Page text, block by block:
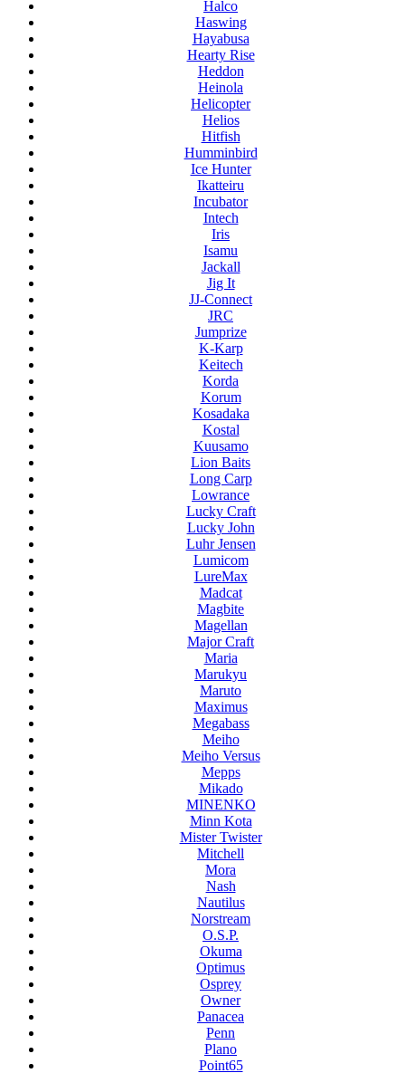
Halco
Haswing
Hayabusa
Hearty Rise
Heddon
Heinola
Helicopter
Helios
Hitfish
Humminbird
Ice Hunter
Ikatteiru
Incubator
Intech
Iris
Isamu
Jackall
Jig It
JJ-Connect
JRC
Jumprize
K-Karp
Keitech
Korda
Korum
Kosadaka
Kostal
Kuusamo
Lion Baits
Long Carp
Lowrance
Lucky Craft
Lucky John
Luhr Jensen
Lumicom
LureMax
Madcat
Magbite
Magellan
Major Craft
Maria
Marukyu
Maruto
Maximus
Megabass
Meiho
Meiho Versus
Mepps
Mikado
MINENKO
Minn Kota
Mister Twister
Mitchell
Mora
Nash
Nautilus
Norstream
O.S.P.
Okuma
Optimus
Osprey
Owner
Panacea
Penn
Plano
Point65